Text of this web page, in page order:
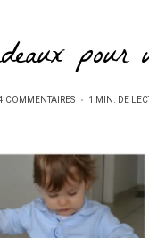
COMMENTAIRES 1 MIN. DE